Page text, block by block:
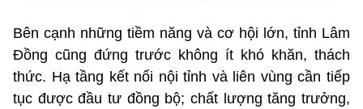
Bên cạnh những tiềm năng và cơ hội lớn, tỉnh Lâm
Đồng cũng đứng trước không ít khó khăn, thách
thức. Hạ tầng kết nối nội tỉnh và liên vùng cần tiếp
tục được đầu tư đồng bộ; chất lượng tăng trưởng,